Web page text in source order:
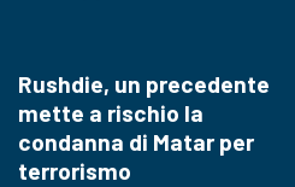
Rushdie, un precedente
mette a rischio la
condanna di Matar per
terrorismo